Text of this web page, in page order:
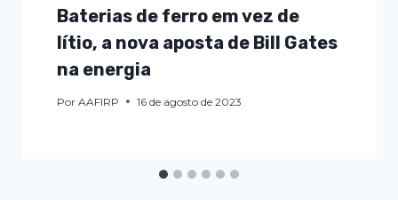
Baterias de ferro em vez de
lítio, a nova aposta de Bill Gates
na energia
Por AAFIRP 16 de agosto de 2023